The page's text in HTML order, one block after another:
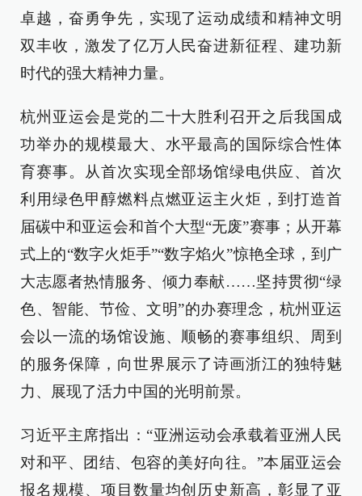
卓越，奋勇争先，实现了运动成绩和精神文明
双丰收，激发了亿万人民奋进新征程、建功新
时代的强大精神力量。
杭州亚运会是党的二十大胜利召开之后我国成
功举办的规模最大、水平最高的国际综合性体
育赛事。从首次实现全部场馆绿电供应、首次
利用绿色甲醇燃料点燃亚运主火炬，到打造首
届碳中和亚运会和首个大型“无废”赛事；从开幕
式上的“数字火炬手”“数字焰火”惊艳全球，到广
大志愿者热情服务、倾力奉献……坚持贯彻“绿
色、智能、节俭、文明”的办赛理念，杭州亚运
会以一流的场馆设施、顺畅的赛事组织、周到
的服务保障，向世界展示了诗画浙江的独特魅
力、展现了活力中国的光明前景。
习近平主席指出：“亚洲运动会承载着亚洲人民
对和平、团结、包容的美好向往。”本届亚运会
报名规模、项目数量均创历史新高，彰显了亚